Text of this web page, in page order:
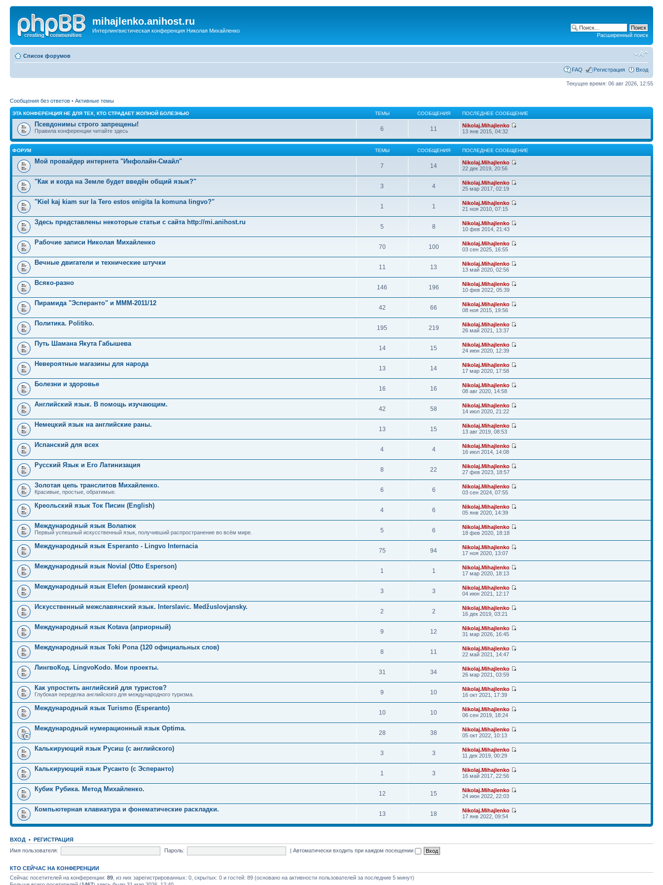
mihajlenko.anihost.ru
Интерлингвистическая конференция Николая Михайленко
Расширенный поиск
Список форумов
FAQ Регистрация Вход
Текущее время: 06 авг 2026, 12:55
Сообщения без ответов • Активные темы
ЭТА КОНФЕРЕНЦИЯ НЕ ДЛЯ ТЕХ, КТО СТРАДАЕТ ЖОПНОЙ БОЛЕЗНЬЮ ТЕМЫ СООБЩЕНИЯ ПОСЛЕДНЕЕ СООБЩЕНИЕ
Псевдонимы строго запрещены!
Правила конференции читайте здесь 6 11
Nikolaj.Mihajlenko
13 янв 2015, 04:32
ФОРУМ ТЕМЫ СООБЩЕНИЯ ПОСЛЕДНЕЕ СООБЩЕНИЕ
Мой провайдер интернета "Инфолайн-Смайл"
7 14
Nikolaj.Mihajlenko
22 дек 2019, 20:56
"Как и когда на Земле будет введён общий язык?"
3 4
Nikolaj.Mihajlenko
25 мар 2017, 02:19
"Kiel kaj kiam sur la Tero estos enigita la komuna lingvo?"
1 1
Nikolaj.Mihajlenko
21 ноя 2010, 07:15
Здесь представлены некоторые статьи с сайта http://mi.anihost.ru
5 8
Nikolaj.Mihajlenko
10 фев 2014, 21:43
Рабочие записи Николая Михайленко
70 100
Nikolaj.Mihajlenko
03 сен 2025, 16:55
Вечные двигатели и технические штучки
11 13
Nikolaj.Mihajlenko
13 май 2020, 02:56
Всяко-разно
146 196
Nikolaj.Mihajlenko
10 фев 2022, 05:39
Пирамида "Эсперанто" и MMM-2011/12
42 66
Nikolaj.Mihajlenko
08 ноя 2015, 19:56
Политика. Politiko.
195 219
Nikolaj.Mihajlenko
26 май 2021, 13:37
Путь Шамана Якута Габышева
14 15
Nikolaj.Mihajlenko
24 июн 2020, 12:39
Невероятные магазины для народа
13 14
Nikolaj.Mihajlenko
17 мар 2020, 17:58
Болезни и здоровье
16 16
Nikolaj.Mihajlenko
08 авг 2020, 14:58
Английский язык. В помощь изучающим.
42 58
Nikolaj.Mihajlenko
14 июл 2020, 21:22
Немецкий язык на английские раны.
13 15
Nikolaj.Mihajlenko
13 авг 2019, 08:53
Испанский для всех
4 4
Nikolaj.Mihajlenko
16 июл 2014, 14:08
Русский Язык и Его Латинизация
8 22
Nikolaj.Mihajlenko
27 фев 2023, 18:57
Золотая цепь транслитов Михайленко.
Красивые, простые, обратимые. 6 6
Nikolaj.Mihajlenko
03 сен 2024, 07:55
Креольский язык Ток Писин (English)
4 6
Nikolaj.Mihajlenko
05 янв 2020, 14:39
Международный язык Волапюк
Первый успешный искусственный язык, получивший распространение во всём мире. 5 6
Nikolaj.Mihajlenko
18 фев 2020, 18:18
Международный язык Esperanto - Lingvo Internacia
75 94
Nikolaj.Mihajlenko
17 ноя 2020, 13:07
Международный язык Novial (Otto Esperson)
1 1
Nikolaj.Mihajlenko
17 мар 2020, 18:13
Международный язык Elefen (романский креол)
3 3
Nikolaj.Mihajlenko
04 июн 2021, 12:17
Искусственный межславянский язык. Interslavic. Medžuslovjansky.
2 2
Nikolaj.Mihajlenko
16 дек 2019, 03:21
Международный язык Kotava (априорный)
9 12
Nikolaj.Mihajlenko
31 мар 2026, 16:45
Международный язык Toki Pona (120 официальных слов)
8 11
Nikolaj.Mihajlenko
22 май 2021, 14:47
ЛингвоКод. LingvoKodo. Мои проекты.
31 34
Nikolaj.Mihajlenko
26 мар 2021, 03:59
Как упростить английский для туристов?
Глубокая переделка английского для международного туризма. 9 10
Nikolaj.Mihajlenko
16 окт 2021, 17:39
Международный язык Turismo (Esperanto)
10 10
Nikolaj.Mihajlenko
06 сен 2019, 18:24
Международный нумерационный язык Optima.
28 38
Nikolaj.Mihajlenko
05 окт 2022, 10:13
Калькирующий язык Русиш (с английского)
3 3
Nikolaj.Mihajlenko
11 дек 2019, 00:29
Калькирующий язык Русанто (с Эсперанто)
1 3
Nikolaj.Mihajlenko
16 май 2017, 22:56
Кубик Рубика. Метод Михайленко.
12 15
Nikolaj.Mihajlenko
24 июн 2022, 22:03
Компьютерная клавиатура и фонематические раскладки.
13 18
Nikolaj.Mihajlenko
17 янв 2022, 09:54
ВХОД • РЕГИСТРАЦИЯ
Имя пользователя:
Пароль: |Автоматически входить при каждом посещении
КТО СЕЙЧАС НА КОНФЕРЕНЦИИ
Сейчас посетителей на конференции: 89 , из них зарегистрированных: 0, скрытых: 0 и гостей: 89 (основано на активности пользователей за последние 5 минут)